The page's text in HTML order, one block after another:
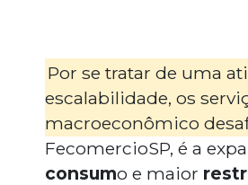
Por se tratar de uma
escalabilidade, os
macroeconômico
FecomercioSP, é a
consumo e maior